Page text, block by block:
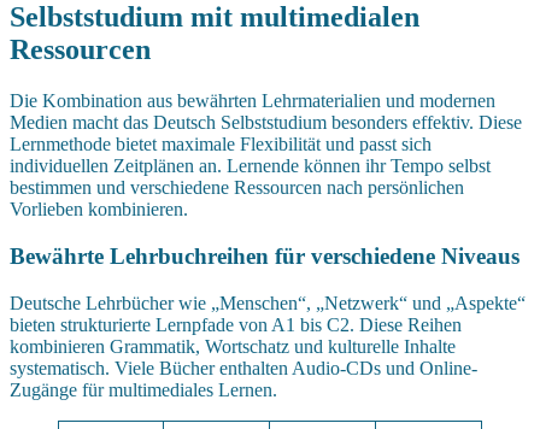
Selbststudium mit multimedialen
Ressourcen
Die Kombination aus bewährten Lehrmaterialien und modernen
Medien macht das Deutsch Selbststudium besonders effektiv. Diese
Lernmethode bietet maximale Flexibilität und passt sich
individuellen Zeitplänen an. Lernende können ihr Tempo selbst
bestimmen und verschiedene Ressourcen nach persönlichen
Vorlieben kombinieren.
Bewährte Lehrbuchreihen für verschiedene Niveaus
Deutsche Lehrbücher wie „Menschen“, „Netzwerk“ und „Aspekte“
bieten strukturierte Lernpfade von A1 bis C2. Diese Reihen
kombinieren Grammatik, Wortschatz und kulturelle Inhalte
systematisch. Viele Bücher enthalten Audio-CDs und Online-
Zugänge für multimediales Lernen.